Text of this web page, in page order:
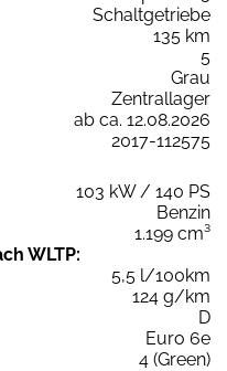
Schaltgetriebe
135 km
5
Grau
Zentrallager
ab ca. 12.08.2026
2017-112575
103 kW / 140 PS
Benzin
1.199 cm³
WLTP:
5,5 l/100km
124 g/km
D
Euro 6e
4 (Green)